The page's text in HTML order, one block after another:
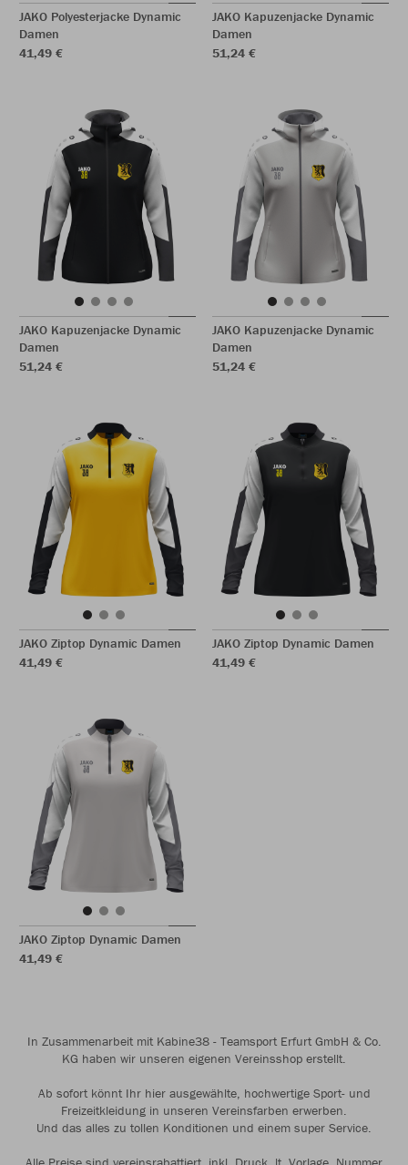
JAKO Polyesterjacke Dynamic
Damen
41,49 €
JAKO Kapuzenjacke Dynamic
Damen
51,24 €
JAKO Kapuzenjacke Dynamic
Damen
51,24 €
JAKO Kapuzenjacke Dynamic
Damen
51,24 €
JAKO Ziptop Dynamic Damen
41,49 €
JAKO Ziptop Dynamic Damen
41,49 €
JAKO Ziptop Dynamic Damen
41,49 €
In Zusammenarbeit mit Kabine38 - Teamsport Erfurt GmbH & Co.
KG haben wir unseren eigenen Vereinsshop erstellt.
Ab sofort könnt Ihr hier ausgewählte, hochwertige Sport- und
Freizeitkleidung in unseren Vereinsfarben erwerben.
Und das alles zu tollen Konditionen und einem super Service.